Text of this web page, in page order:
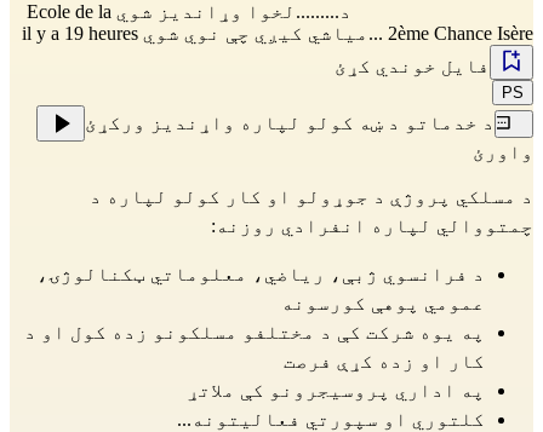
د.........لخوا وړاندیز شوي Ecole de la
2ème Chance Isère ...میاشي کیږي چې نوي شوي il y a 19 heures
فایل خوندي کړئ
PS
د خدماتو د ښه کولو لپاره واړندیز ورکړئ
واورئ
چمتووالي لپاره انفرادي روزنه:
عمومي پوهې کورسونه
کار او زده کړې فرصت
په اداري پروسیجرونو کې ملاتړ
کلتوري او سپورتي فعالیتونه...